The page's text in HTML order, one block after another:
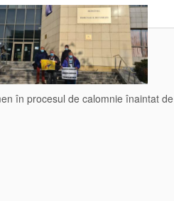
în procesul de calomnie înaintat